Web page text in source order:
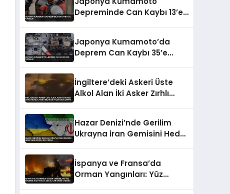
Depreminde Can Kaybı 13’e
Japonya Kumamoto’da
Deprem Can Kaybı 35’e
İngiltere’deki Askeri Üste
Alkol Alan İki Asker Zırhlı
Hazar Denizi’nde Gerilim
Ukrayna İran Gemisini Hedef
İspanya ve Fransa’da
Orman Yangınları: Yüz